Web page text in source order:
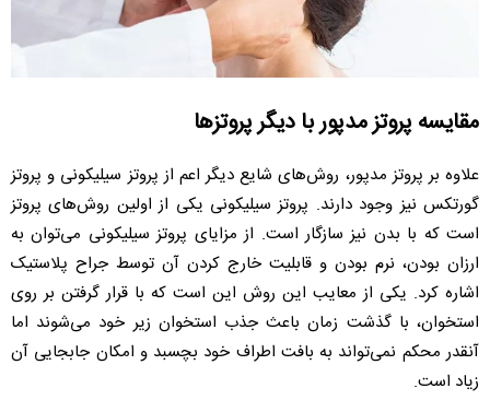
مقایسه پروتز مدپور با دیگر پروتزها
علاوه بر پروتز مدپور، روش‌های شایع دیگر اعم از پروتز سیلیکونی و پروتز
گورتکس نیز وجود دارند. پروتز سیلیکونی یکی از اولین روش‌های پروتز
است که با بدن نیز سازگار است. از مزایای پروتز سیلیکونی می‌توان به
ارزان بودن، نرم بودن و قابلیت خارج کردن آن توسط جراح پلاستیک
اشاره کرد. یکی از معایب این روش این است که با قرار گرفتن بر روی
استخوان، با گذشت زمان باعث جذب استخوان زیر خود می‌شوند اما
آنقدر محکم نمی‌تواند به بافت اطراف خود بچسبد و امکان جابجایی آن
زیاد است.